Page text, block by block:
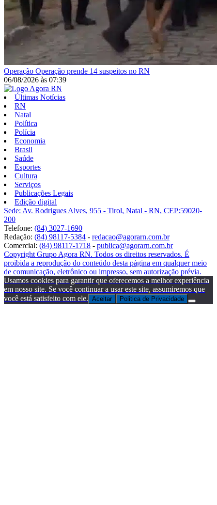
Operação Operação prende 14 suspeitos no RN
06/08/2026 às 07:39
Últimas Notícias
RN
Natal
Política
Polícia
Economia
Brasil
Saúde
Esportes
Cultura
Serviços
Publicações Legais
Edição digital
Sede: Av. Rodrigues Alves, 955 - Tirol, Natal - RN, CEP:59020-
200
Telefone: (84) 3027-1690
Redação: (84) 98117-5384 - redacao@agorarn.com.br
Comercial: (84) 98117-1718 - publica@agorarn.com.br
Copyright Grupo Agora RN. Todos os direitos reservados. É
proibida a reprodução do conteúdo desta página em qualquer meio
de comunicação, eletrônico ou impresso, sem autorização prévia.
Usamos cookies para garantir que oferecemos a melhor experiência
em nosso site. Se você continuar a usar este site, assumiremos que
você está satisfeito com ele. Aceitar Politica de Privacidade